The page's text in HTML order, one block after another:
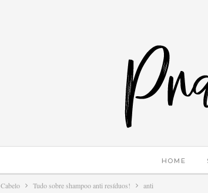
HOME
Cabelo Tudo sobre shampoo anti resíduos! anti